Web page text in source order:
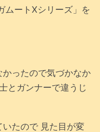
ムートXシリーズ」を
ったので気づかなか
とガンナーで違うじ
たので 見た目が変